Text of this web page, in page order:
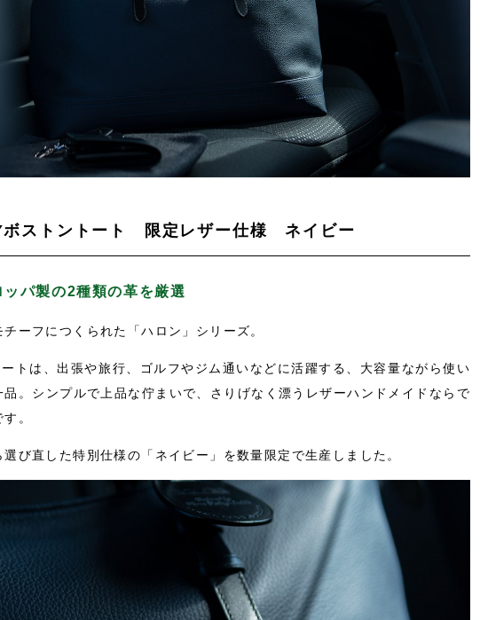
ボストントート 限定レザー仕様 ネイビー
パ製の2種類の革を厳選
ーフにつくられた「ハロン」シリーズ。
トは、出張や旅行、ゴルフやジム通いなどに活躍する、大容量ながら使い
。シンプルで上品な佇まいで、さりげなく漂うレザーハンドメイドならで
。
び直した特別仕様の「ネイビー」を数量限定で生産しました。